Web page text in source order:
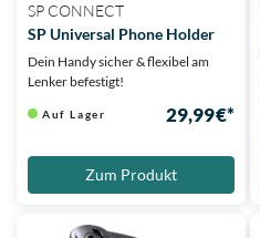
SP CONNECT
SP Universal Phone Holder
Dein Handy sicher & flexibel am
Lenker befestigt!
Auf Lager 29,99 €*
Zum Produkt